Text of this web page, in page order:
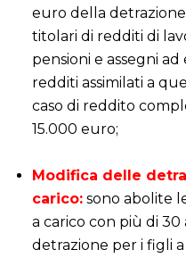
euro della
titolari di redditi di
pensioni e assegni
redditi assimilati a
caso di reddito
15.000 euro;
Modifica delle
carico:sono abolite
a carico con più di 30
detrazione per i figli